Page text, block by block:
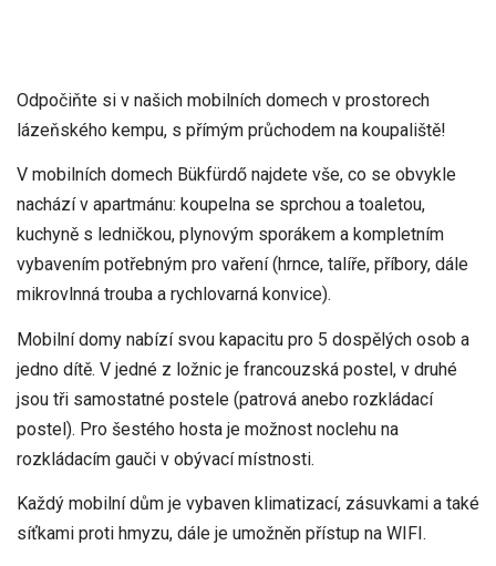
Odpočiňte si v našich mobilních domech v prostorech
lázeňského kempu, s přímým průchodem na koupaliště!
V mobilních domech Bükfürdő najdete vše, co se obvykle
nachází v apartmánu: koupelna se sprchou a toaletou,
kuchyně s ledničkou, plynovým sporákem a kompletním
vybavením potřebným pro vaření (hrnce, talíře, příbory, dále
mikrovlnná trouba a rychlovarná konvice).
Mobilní domy nabízí svou kapacitu pro 5 dospělých osob a
jedno dítě. V jedné z ložnic je francouzská postel, v druhé
jsou tři samostatné postele (patrová anebo rozkládací
postel). Pro šestého hosta je možnost noclehu na
rozkládacím gauči v obývací místnosti.
Každý mobilní dům je vybaven klimatizací, zásuvkami a také
síťkami proti hmyzu, dále je umožněn přístup na WIFI.